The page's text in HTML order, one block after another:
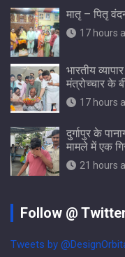
मातृ – पितृ
17 hours
भारतीय
मंत्रोच्चार के
17 hours
दुर्गापुर के
मामले में एक
21 hours
Follow @
Tweets by